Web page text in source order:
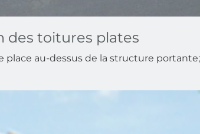
des toitures plates
place au-dessus de la structure